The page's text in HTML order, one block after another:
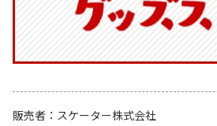
販売者
スケーター株式会社